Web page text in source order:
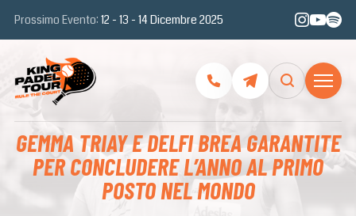
Prossimo Evento: 12 - 13 - 14 Dicembre 2025
GEMMA TRIAY E DELFI BREA GARANTITE
PER CONCLUDERE L’ANNO AL PRIMO
POSTO NEL MONDO